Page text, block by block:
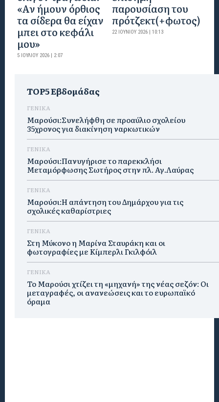
«Αν ήμουν όρθιος
τα σίδερα θα είχαν
μπει στο κεφάλι
μου»
5 ΙΟΥΛΊΟΥ 2026 | 2:07
παρουσίαση του
πρότζεκτ(+φωτος)
22 ΙΟΥΝΊΟΥ 2026 | 10:13
TOP5 Εβδομάδας
ΓΕΝΙΚΑ
Μαρούσι:Συνελήφθη σε προαύλιο σχολείου
35χρονος για διακίνηση ναρκωτικών
ΓΕΝΙΚΑ
Μαρούσι:Πανυγήρισε το παρεκκλήσι
Μεταμόρφωσης Σωτήρος στην πλ. Αγ.Λαύρας
ΓΕΝΙΚΑ
Μαρούσι:Η απάντηση του Δημάρχου για τις
σχολικές καθαρίστριες
ΓΕΝΙΚΑ
Στη Μύκονο η Μαρίνα Σταυράκη και οι
φωτογραφίες με Κίμπερλι Γκιλφόιλ
ΓΕΝΙΚΑ
Το Μαρούσι χτίζει τη «μηχανή» της νέας σεζόν: Οι
μεταγραφές, οι ανανεώσεις και το ευρωπαϊκό
όραμα